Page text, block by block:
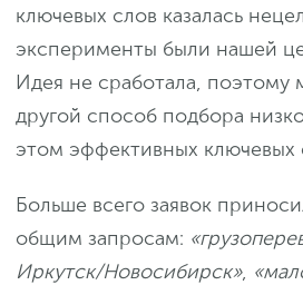
ключевых слов казалась
эксперименты были нашей
Идея не сработала, поэтому
другой способ подбора
этом эффективных ключевых
Больше всего заявок
общим запросам:
Иркутск/Новосибирск»,